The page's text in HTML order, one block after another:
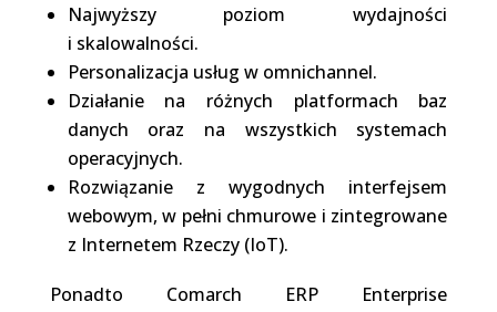
Najwyższy poziom wydajności
i skalowalności.
Personalizacja usług w omnichannel.
Działanie na różnych platformach baz
danych oraz na wszystkich systemach
operacyjnych.
Rozwiązanie z wygodnych interfejsem
webowym, w pełni chmurowe i zintegrowane
z Internetem Rzeczy (IoT).
Ponadto Comarch ERP Enterprise